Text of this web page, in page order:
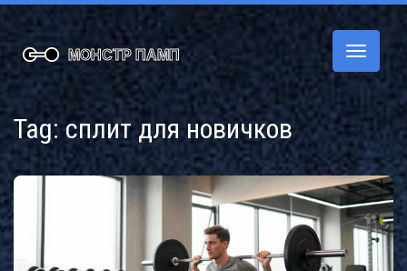
Tag: сплит для новичков